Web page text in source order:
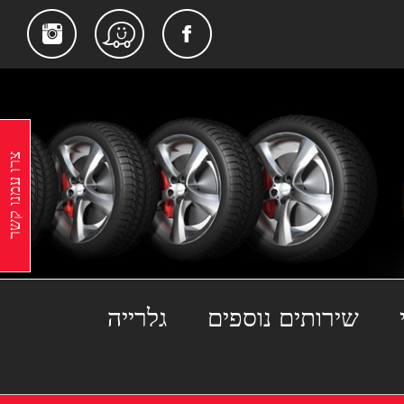
Facebook
Waze
שירותים נוספים
גלרייה
צרו עמנו קשר